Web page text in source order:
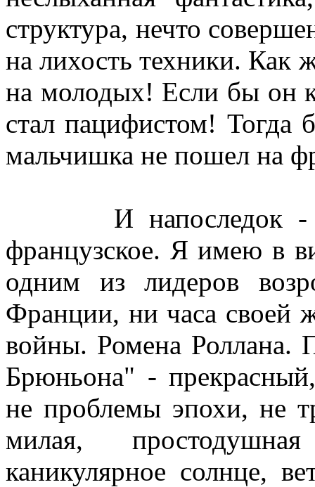
структура, нечто
на лихость техники. Как
на молодых! Если бы он
стал пацифистом! Тогда
мальчишка не пошел на
И напоследок -
французское. Я имею в
одним из лидеров
Франции, ни часа своей
войны. Ромена Роллана.
Брюньона" -
не проблемы эпохи, не
милая,
каникулярное солнце,